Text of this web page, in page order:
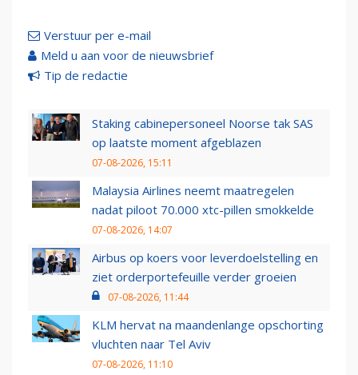
Verstuur per e-mail
Meld u aan voor de nieuwsbrief
Tip de redactie
Staking cabinepersoneel Noorse tak SAS
op laatste moment afgeblazen
07-08-2026, 15:11
Malaysia Airlines neemt maatregelen
nadat piloot 70.000 xtc-pillen smokkelde
07-08-2026, 14:07
Airbus op koers voor leverdoelstelling en
ziet orderportefeuille verder groeien
07-08-2026, 11:44
KLM hervat na maandenlange opschorting
vluchten naar Tel Aviv
07-08-2026, 11:10